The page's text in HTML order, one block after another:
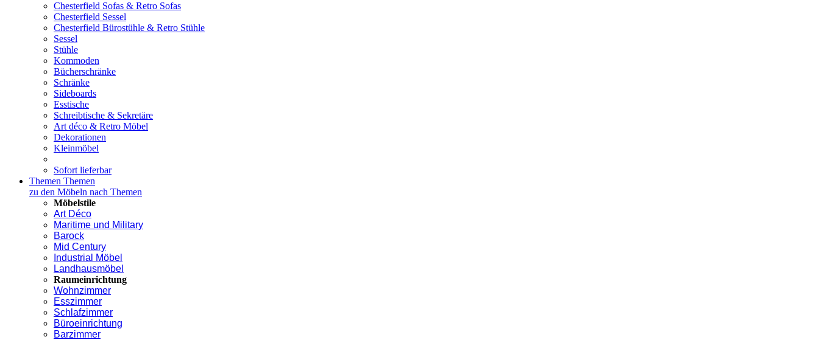
Chesterfield Sofas & Retro Sofas
Chesterfield Sessel
Chesterfield Bürostühle & Retro Stühle
Sessel
Stühle
Kommoden
Bücherschränke
Schränke
Sideboards
Esstische
Schreibtische & Sekretäre
Art déco & Retro Möbel
Dekorationen
Kleinmöbel
Sofort lieferbar
Themen Themen
zu den Möbeln nach Themen
Möbelstile
Art Déco
Maritime und Military
Barock
Mid Century
Industrial Möbel
Landhausmöbel
Raumeinrichtung
Wohnzimmer
Esszimmer
Schlafzimmer
Büroeinrichtung
Barzimmer